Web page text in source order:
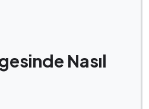
Nasıl